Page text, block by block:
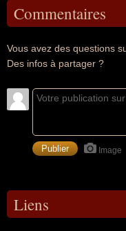
Commentaires
Vous avez des questions
Des infos à partager ?
Image
Liens